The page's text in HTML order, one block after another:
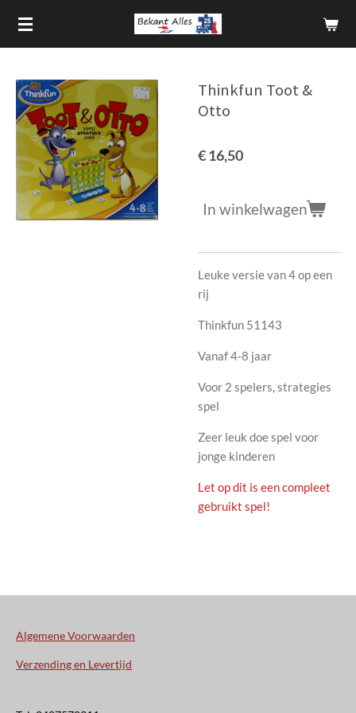
Ga
direct
hoofdinhoud
Thinkfun Toot &
Otto
€ 16,50
In winkelwagen
Leuke versie van 4 op een
rij
Thinkfun 51143
Vanaf 4-8 jaar
Voor 2 spelers, strategies
spel
Zeer leuk doe spel voor
jonge kinderen
Let op dit is een compleet
gebruikt spel!
Algemene Voorwaarden
Verzending en Levertijd